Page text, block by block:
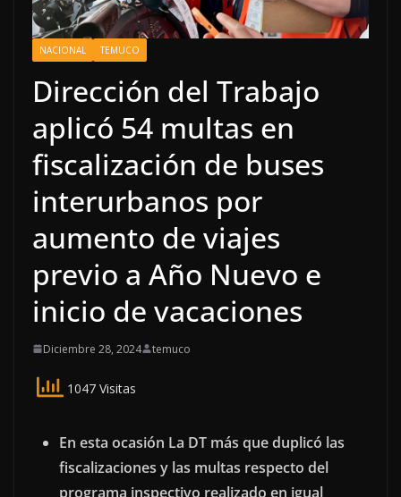
NACIONAL TEMUCO
Dirección del Trabajo
aplicó 54 multas en
fiscalización de buses
interurbanos por
aumento de viajes
previo a Año Nuevo e
inicio de vacaciones
Diciembre 28, 2024 temuco
1047 Visitas
En esta ocasión La DT más que duplicó las
fiscalizaciones y las multas respecto del
programa inspectivo realizado en igual